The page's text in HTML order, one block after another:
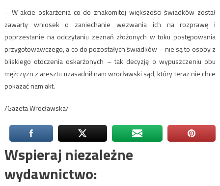
– W akcie oskarżenia co do znakomitej większości świadków został
zawarty wniosek o zaniechanie wezwania ich na rozprawę i
poprzestanie na odczytaniu zeznań złożonych w toku postępowania
przygotowawczego, a co do pozostałych świadków – nie są to osoby z
bliskiego otoczenia oskarżonych – tak decyzję o wypuszczeniu obu
mężczyzn z aresztu uzasadnił nam wrocławski sąd, który teraz nie chce
pokazać nam akt.
/Gazeta Wrocławska/
Wspieraj niezależne
wydawnictwo: